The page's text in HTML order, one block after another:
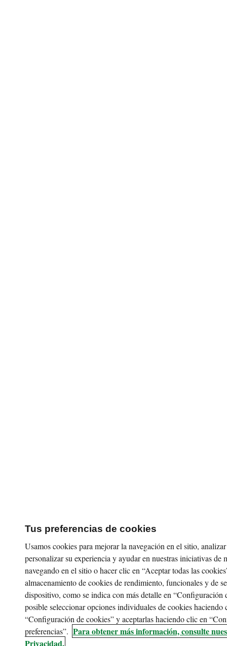
Tus preferencias de cookies
Usamos cookies para mejorar la navegación en el sitio,
personalizar su experiencia y ayudar en nuestras iniciativas de
navegando en el sitio o hacer clic en “Aceptar todas las
almacenamiento de cookies de rendimiento, funcionales y de
dispositivo, como se indica con más detalle en “Configuración
posible seleccionar opciones individuales de cookies haciendo
“Configuración de cookies” y aceptarlas haciendo clic en
preferencias”. Para obtener más información, consulte
Privacidad.